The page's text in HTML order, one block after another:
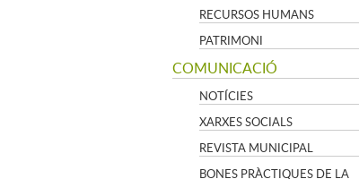
RECURSOS HUMANS
PATRIMONI
COMUNICACIÓ
NOTÍCIES
XARXES SOCIALS
REVISTA MUNICIPAL
BONES PRÀCTIQUES DE LA